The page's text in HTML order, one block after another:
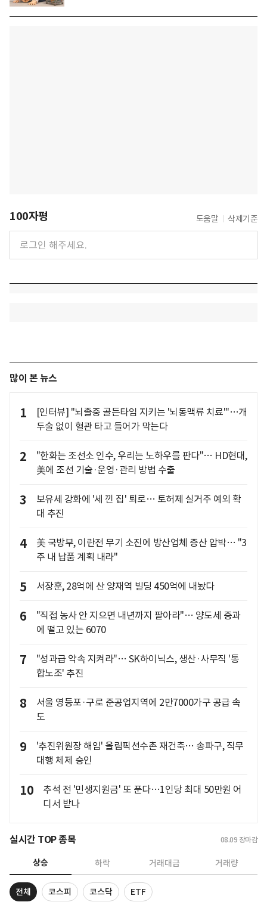
100자평 도움말 삭제기준
많이 본 뉴스
1
[인터뷰] "뇌졸중 골든타임 지키는 '뇌동맥류 치료'"…개
두술 없이 혈관 타고 들어가 막는다
2
"한화는 조선소 인수, 우리는 노하우를 판다"… HD현대,
美에 조선 기술·운영·관리 방법 수출
3
보유세 강화에 '세 낀 집' 퇴로… 토허제 실거주 예외 확
대 추진
4
美 국방부, 이란전 무기 소진에 방산업체 증산 압박… "3
주 내 납품 계획 내라"
5 서장훈, 28억에 산 양재역 빌딩 450억에 내놨다
6
"직접 농사 안 지으면 내년까지 팔아라"… 양도세 중과
에 떨고 있는 6070
7
"성과급 약속 지켜라"… SK하이닉스, 생산·사무직 '통
합노조' 추진
8
서울 영등포·구로 준공업지역에 2만7000가구 공급 속
도
9
'추진위원장 해임' 올림픽선수촌 재건축… 송파구, 직무
대행 체제 승인
10
추석 전 '민생지원금' 또 푼다…1인당 최대 50만원 어
디서 받나
실시간 TOP 종목 08.09 장마감
상승 하락 거래대금 거래량
전체 코스피 코스닥 ETF